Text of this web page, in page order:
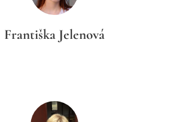
Františka Jelenová